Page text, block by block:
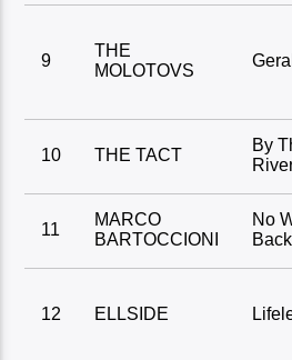
9
THE
MOLOTOVS
10 THE TACT
By
11
MARCO
BARTOCCIONI
No
Back
12 ELLSIDE